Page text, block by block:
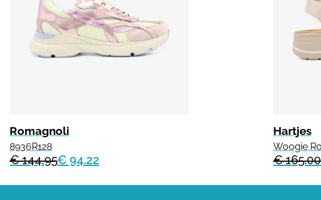
Romagnoli
8936R128
€ 144.95€ 94.22
Hartjes
Woogie
€ 165.00